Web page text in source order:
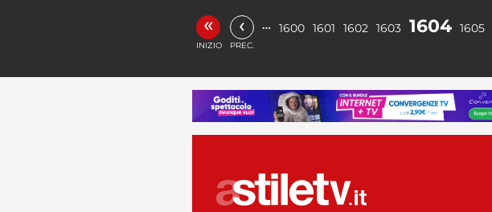
«
INIZIO
‹
PREC.
… 1600 1601 1602 1603 1604 1605